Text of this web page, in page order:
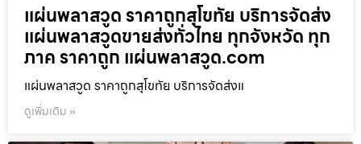
แผ่นพลาสวูด ราคาถูกสุโขทัย บริการจัดส่ง
แผ่นพลาสวูดขายส่งทั่วไทย ทุกจังหวัด ทุก
ภาค ราคาถูก แผ่นพลาสวูด.com
แผ่นพลาสวูด ราคาถูกสุโขทัย บริการจัดส่งแ
ดูเพิ่มเติม »